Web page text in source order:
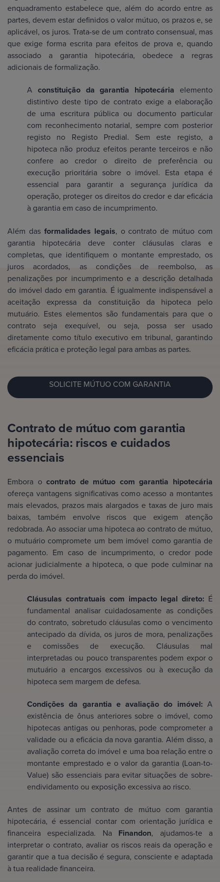
enquadramento estabelece que, além do acordo entre as
partes, devem estar definidos o valor mútuo, os prazos e, se
aplicável, os juros. Trata-se de um contrato consensual, mas
que exige forma escrita para efeitos de prova e, quando
associado a garantia hipotecária, obedece a regras
adicionais de formalização.
A constituição da garantia hipotecária elemento
distintivo deste tipo de contrato exige a elaboração
de uma escritura pública ou documento particular
com reconhecimento notarial, sempre com posterior
registo no Registo Predial. Sem este registo, a
hipoteca não produz efeitos perante terceiros e não
confere ao credor o direito de preferência ou
execução prioritária sobre o imóvel. Esta etapa é
essencial para garantir a segurança jurídica da
operação, proteger os direitos do credor e dar eficácia
à garantia em caso de incumprimento.
Além dasformalidades legais, o contrato de mútuo com
garantia hipotecária deve conter cláusulas claras e
completas, que identifiquem o montante emprestado, os
juros acordados, as condições de reembolso, as
penalizações por incumprimento e a descrição detalhada
do imóvel dado em garantia. É igualmente indispensável a
aceitação expressa da constituição da hipoteca pelo
mutuário. Estes elementos são fundamentais para que o
contrato seja exequível, ou seja, possa ser usado
diretamente como título executivo em tribunal, garantindo
eficácia prática e proteção legal para ambas as partes.
SOLICITE MÚTUO COM GARANTIA
Contrato de mútuo com garantia
hipotecária: riscos e cuidados
essenciais
Embora ocontrato de mútuo com garantia hipotecária
ofereça vantagens significativas como acesso a montantes
mais elevados, prazos mais alargados e taxas de juro mais
baixas, também envolve riscos que exigem atenção
redobrada. Ao associar uma hipoteca ao contrato de mútuo,
o mutuário compromete um bem imóvel como garantia de
pagamento. Em caso de incumprimento, o credor pode
acionar judicialmente a hipoteca, o que pode culminar na
perda do imóvel.
Cláusulas contratuais com impacto legal direto: É
fundamental analisar cuidadosamente as condições
do contrato, sobretudo cláusulas como o vencimento
antecipado da dívida, os juros de mora, penalizações
e comissões de execução. Cláusulas mal
interpretadas ou pouco transparentes podem expor o
mutuário a encargos excessivos ou à execução da
hipoteca sem margem de defesa.
Condições da garantia e avaliação do imóvel:A
existência de ônus anteriores sobre o imóvel, como
hipotecas antigas ou penhoras, pode comprometer a
validade ou a eficácia da nova garantia. Além disso, a
avaliação correta do imóvel e uma boa relação entre o
montante emprestado e o valor da garantia (Loan-to-
Value) são essenciais para evitar situações de sobre-
endividamento ou exposição excessiva ao risco.
Antes de assinar um contrato de mútuo com garantia
hipotecária, é essencial contar com orientação jurídica e
financeira especializada. NaFinandon, ajudamos-te a
interpretar o contrato, avaliar os riscos reais da operação e
garantir que a tua decisão é segura, consciente e adaptada
à tua realidade financeira.